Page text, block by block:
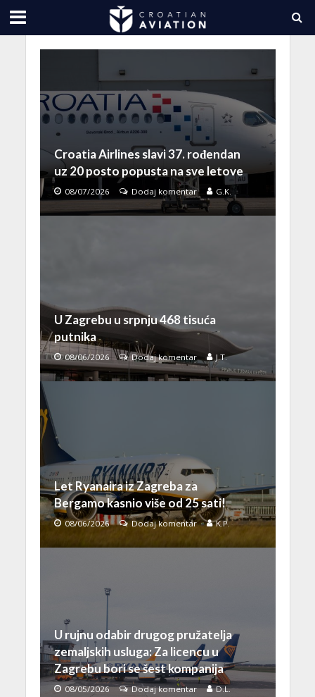
Croatia Airlines slavi 37. rođendan
uz 20 posto popusta na sve letove
08/07/2026 Dodaj komentar G.K.
U Zagrebu u srpnju 468 tisuća
putnika
08/06/2026 Dodaj komentar J.T.
Let Ryanaira iz Zagreba za
Bergamo kasnio više od 25 sati!
08/06/2026 Dodaj komentar K.P.
U rujnu odabir drugog pružatelja
zemaljskih usluga: Za licencu u
Zagrebu bori se šest kompanija
08/05/2026 Dodaj komentar D.L.